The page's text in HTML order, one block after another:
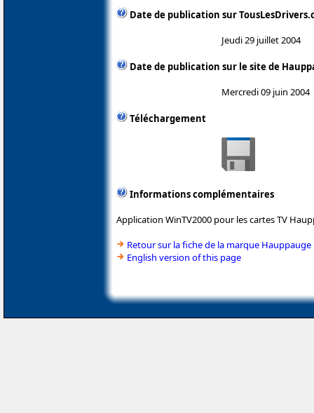
Date de publication sur
Jeudi 29 juillet 2004
Date de publication sur le site de
Mercredi 09 juin 2004
Téléchargement
Informations complémentaires
Application WinTV2000 pour les cartes TV
Retour sur la fiche de la marque Hauppauge
English version of this page